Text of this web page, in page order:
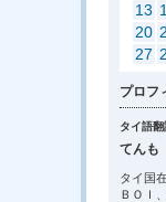
13
20
27
プロフ
タイ語
てんも
タイ国
ＢＯＩ